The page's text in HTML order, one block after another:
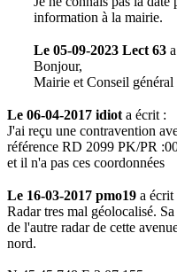
information à la mairie.
Le 05-09-2023 Lect 63
Bonjour,
Mairie et Conseil général
Le 06-04-2017 idiot a écrit :
J'ai reçu une contravention
référence RD 2099 PK/PR
et il n'a pas ces coordonnées
Le 16-03-2017 pmo19 a écrit
Radar tres mal géolocalisé.
de l'autre radar de cette
nord.